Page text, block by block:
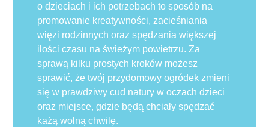
o dzieciach i ich potrzebach to sposób na
promowanie kreatywności, zacieśniania
więzi rodzinnych oraz spędzania większej
ilości czasu na świeżym powietrzu. Za
sprawą kilku prostych kroków możesz
sprawić, że twój przydomowy ogródek zmieni
się w prawdziwy cud natury w oczach dzieci
oraz miejsce, gdzie będą chciały spędzać
każą wolną chwilę.